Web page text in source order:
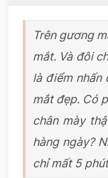
Trên gương
mắt. Và đôi
là điểm nhấn
mắt đẹp. Có
chân mày
hàng ngày?
chỉ mất 5